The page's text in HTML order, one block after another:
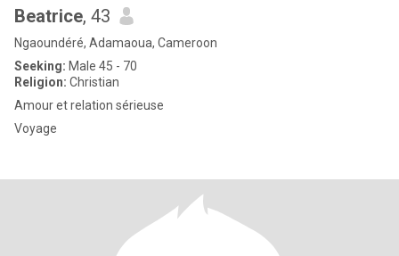
Beatrice, 43
Ngaoundéré, Adamaoua, Cameroon
Seeking: Male 45 - 70
Religion: Christian
Amour et relation sérieuse
Voyage